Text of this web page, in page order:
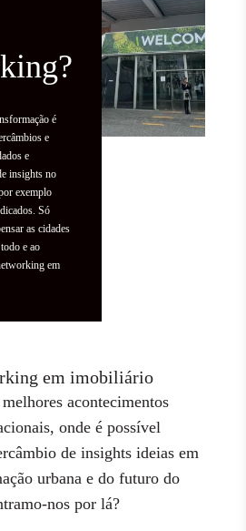
é
e
e
insights no
exemplo
Só
as cidades
e ao
em
em imobiliário
acontecimentos
onde é possível
de insights ideias em
urbana e do futuro do
nos por lá?